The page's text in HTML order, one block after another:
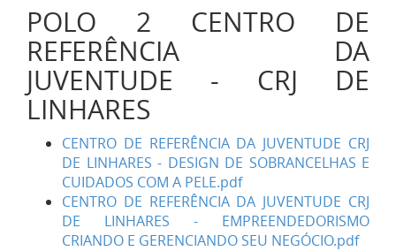
POLO 2 CENTRO DE
REFERÊNCIA DA
JUVENTUDE - CRJ DE
LINHARES
CENTRO DE REFERÊNCIA DA JUVENTUDE CRJ
DE LINHARES - DESIGN DE SOBRANCELHAS E
CUIDADOS COM A PELE.pdf
CENTRO DE REFERÊNCIA DA JUVENTUDE CRJ
DE LINHARES - EMPREENDEDORISMO
CRIANDO E GERENCIANDO SEU NEGÓCIO.pdf